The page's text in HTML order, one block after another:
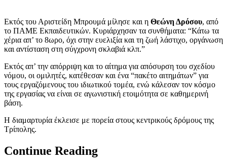
Εκτός του Αριστείδη Μπρουμά μίλησε και η Θεώνη Δρόσου, από
το ΠΑΜΕ Εκπαιδευτικών. Κυριάρχησαν τα συνθήματα: “Κάτω τα
χέρια απ’ το 8ωρο, όχι στην ευελιξία και τη ζωή λάστιχο, οργάνωση
και αντίσταση στη σύγχρονη σκλαβιά κλπ.”
Εκτός απ’ την απόρριψη και το αίτημα για απόσυρση του σχεδίου
νόμου, οι ομιλητές, κατέθεσαν και ένα “πακέτο αιτημάτων” για
τους εργαζόμενους του ιδιωτικού τομέα, ενώ κάλεσαν τον κόσμο
της εργασίας να είναι σε αγωνιστική ετοιμότητα σε καθημερινή
βάση.
Η διαμαρτυρία έκλεισε με πορεία στους κεντρικούς δρόμους της
Τρίπολης.
Continue Reading